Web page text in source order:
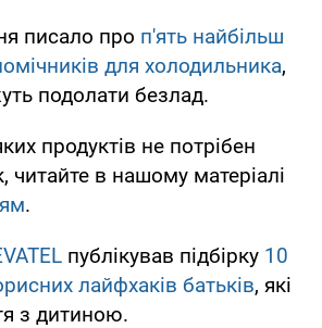
писало про п'ять найбільш
для холодильника,
подолати безлад.
продуктів не потрібен
читайте в нашому матеріалі
.
публікував підбірку 10
лайфхаків батьків, які
з дитиною.